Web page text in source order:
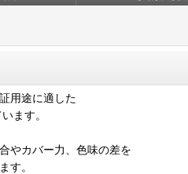
用途に適した
ます。
やカバー力、色味の差を
す。